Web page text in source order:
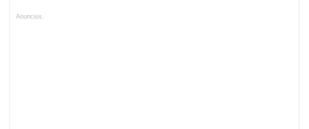
Anuncios.